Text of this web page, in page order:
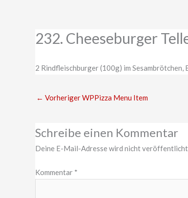
232. Cheeseburger
2 Rindfleischburger (100g) im Sesambrötchen,
← Vorheriger WPPizza Menu Item
Schreibe einen Kommentar
Deine E-Mail-Adresse wird nicht
Kommentar *